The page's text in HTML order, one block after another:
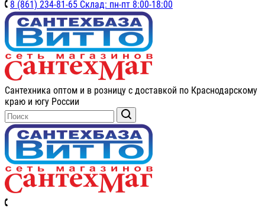
8 (861) 234-81-65 Склад: пн-пт 8:00-18:00
Сантехника оптом и в розницу с доставкой по Краснодарскому
краю и югу России